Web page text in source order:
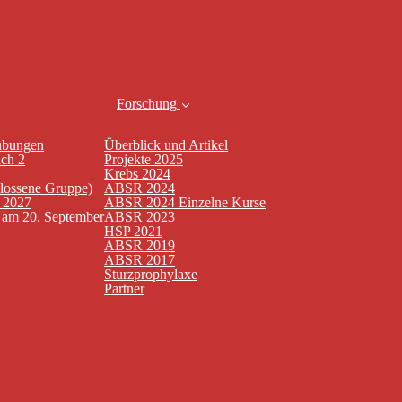
2
Gruppe)
20. September
Forschung
Überblick und Artikel
Projekte 2025
Krebs 2024
ABSR 2024
ABSR 2024 Einzelne Kurse
ABSR 2023
HSP 2021
ABSR 2019
ABSR 2017
Sturzprophylaxe
Partner